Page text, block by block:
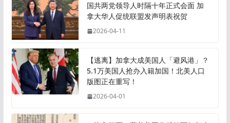
国共两党领导人时隔十年正式会面 加
拿大华人促统联盟发声明表祝贺
2026-04-11
【逃离】加拿大成美国人「避风港」？
5.1万美国人抢办入籍加国！北美人口
版图正在重写！
2026-04-01